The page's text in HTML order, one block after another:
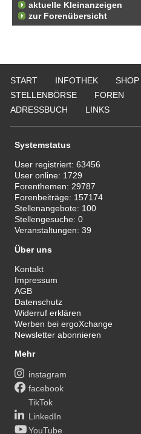
aktuelle Kleinanzeigen
zur Forenübersicht
START INFOTHEK SHOP
STELLENBÖRSE
FOREN
ADRESSBUCH
LINKS
Systemstatus
User registriert:63456
User online: 1729
Forenthemen: 29787
Forenbeiträge: 157174
Stellenangebote: 100
Stellengesuche:0
Veranstaltungen:39
Über uns
Kontakt
Impressum
AGB
Datenschutz
Widerruf erklären
Werben bei ergoXchange
Newsletter abonnieren
Mehr
instagram
facebook
TikTok
LinkedIn
YouTube